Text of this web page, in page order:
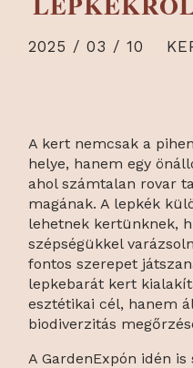
2025 / 03 / 10
A kert nemcsak a
helye, hanem egy
ahol számtalan rovar
magának. A lepkék
lehetnek kertünknek,
szépségükkel
fontos szerepet
lepkebarát kert
esztétikai cél, hanem
biodiverzitás
A GardenExpón idén